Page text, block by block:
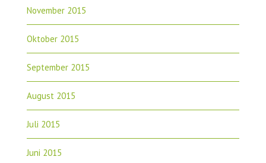
November 2015
Oktober 2015
September 2015
August 2015
Juli 2015
Juni 2015